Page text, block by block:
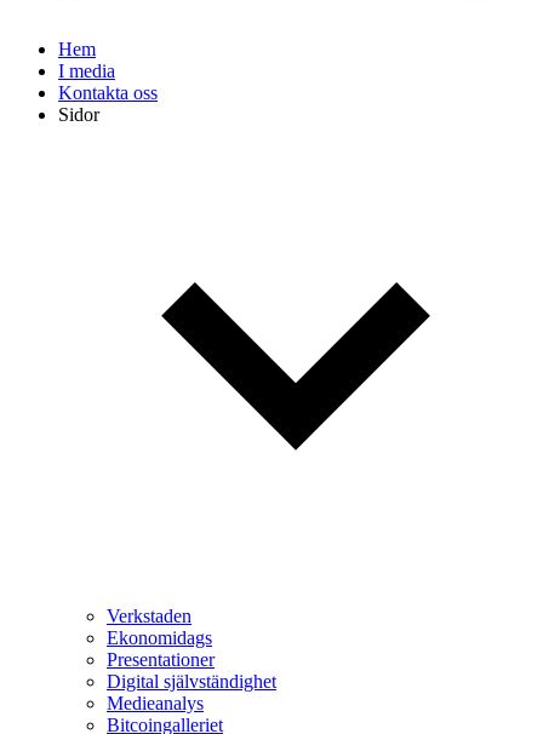
Hem
I media
Kontakta oss
Sidor
Verkstaden
Ekonomidags
Presentationer
Digital självständighet
Medieanalys
Bitcoingalleriet